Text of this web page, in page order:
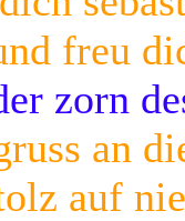
freu
zorn
an
auf